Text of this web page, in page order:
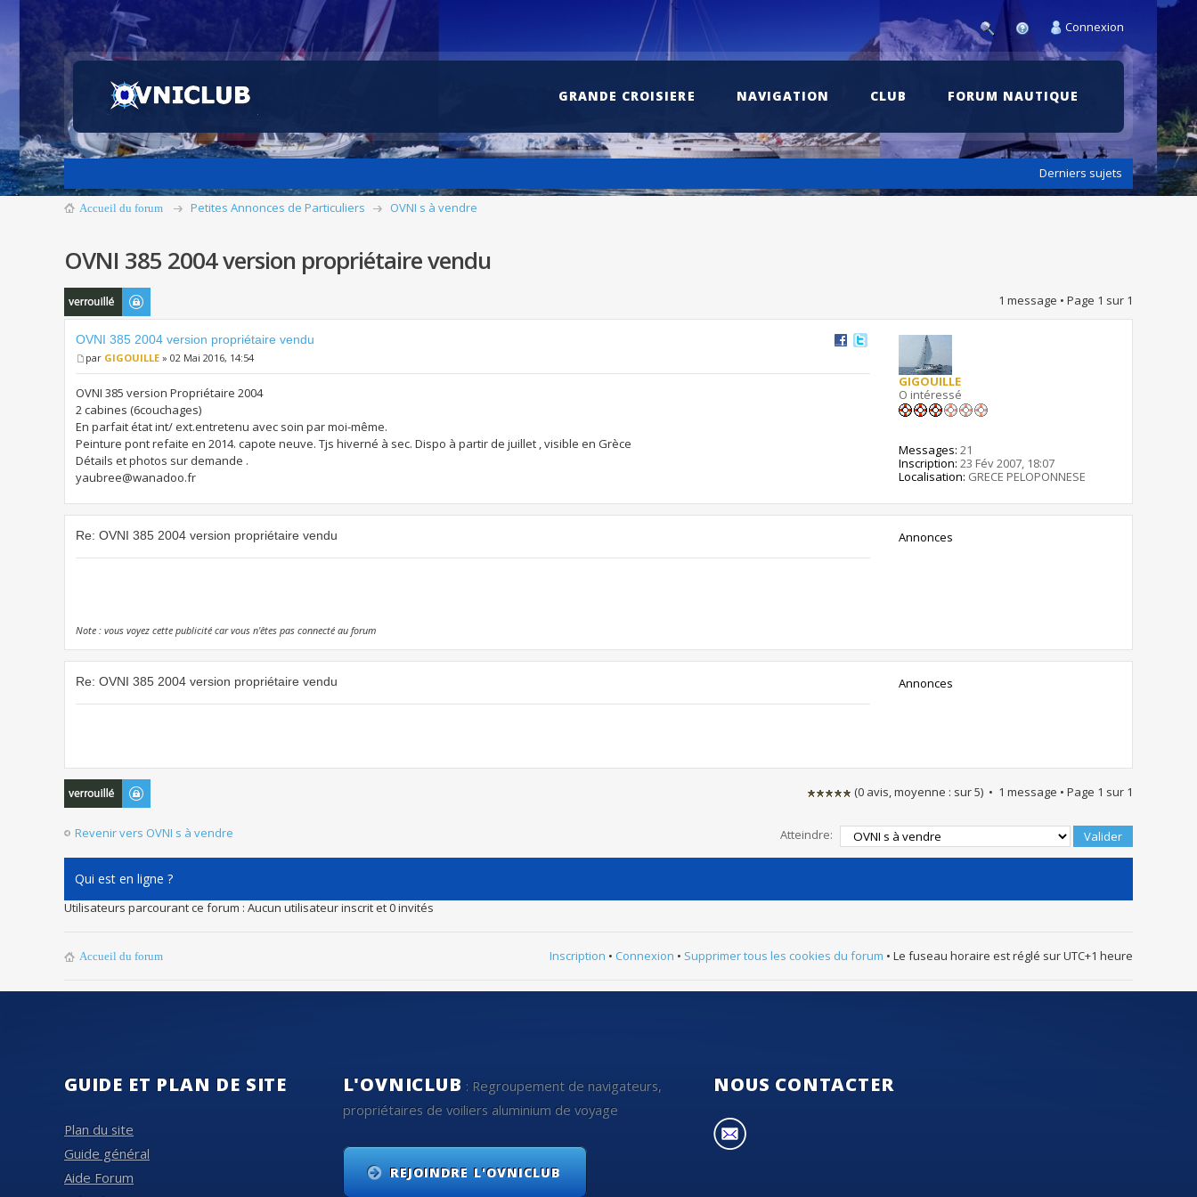
Connexion
GRANDE CROISIERE NAVIGATION CLUB FORUM NAUTIQUE
Derniers sujets
Accueil du forum Petites Annonces de Particuliers OVNI s à vendre
OVNI 385 2004 version propriétaire vendu
Sujet verrouillé 1 message • Page 1 sur 1
OVNI 385 2004 version propriétaire vendu
par GIGOUILLE » 02 Mai 2016, 14:54
OVNI 385 version Propriétaire 2004
2 cabines (6couchages)
En parfait état int/ ext.entretenu avec soin par moi-même.
Peinture pont refaite en 2014. capote neuve. Tjs hiverné à sec. Dispo à partir de juillet , visible en Grèce
Détails et photos sur demande .
yaubree@wanadoo.fr
GIGOUILLE
O intéressé
Messages: 21
Inscription: 23 Fév 2007, 18:07
Localisation: GRECE PELOPONNESE
Re: OVNI 385 2004 version propriétaire vendu
Note : vous voyez cette publicité car vous n'êtes pas connecté au forum
Annonces
Re: OVNI 385 2004 version propriétaire vendu Annonces
Sujet verrouillé (0 avis, moyenne : sur5) • 1 message • Page 1 sur 1
Revenir vers OVNI s à vendre Atteindre:
Qui est en ligne ?
Utilisateurs parcourant ce forum : Aucun utilisateur inscrit et 0 invités
Accueil du forum Inscription • Connexion • Supprimer tous les cookies du forum • Le fuseau horaire est réglé sur UTC+1 heure
GUIDE ET PLAN DE SITE
Plan du site
Guide général
Aide Forum
L'OVNICLUB : Regroupement de navigateurs,
propriétaires de voiliers aluminium de voyage
REJOINDRE L'OVNICLUB
NOUS CONTACTER